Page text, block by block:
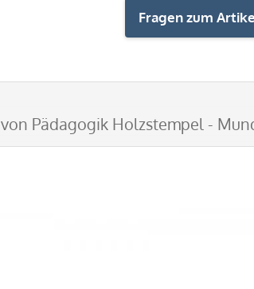
Fragen zum
von Pädagogik Holzstempel -